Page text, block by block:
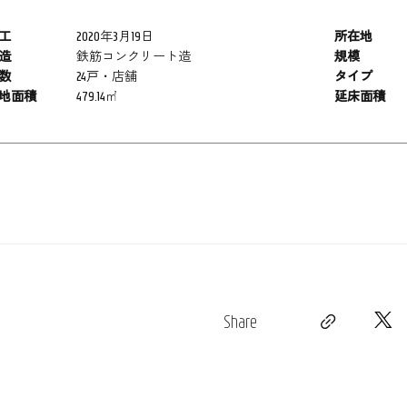
2020年3月19日
所在地
鉄筋コンクリート造
規模
24戸・店舗
タイプ
面積
479.14㎡ 延床面積
Share